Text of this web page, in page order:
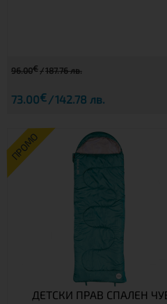
96.00€ 187.76 лв.
73.00€ 142.78 лв.
ПРОМО
ДЕТСКИ ПРАВ СПАЛЕН